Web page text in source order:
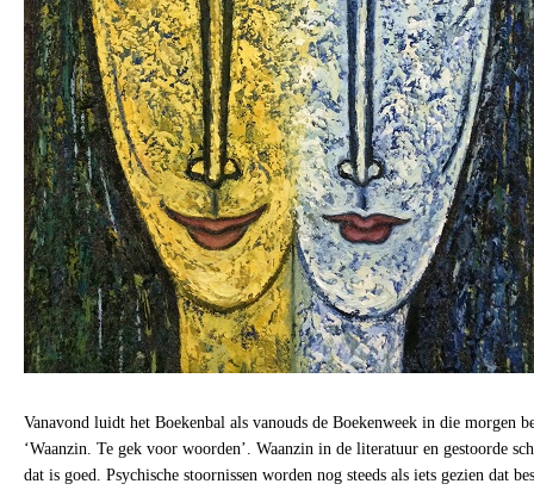
Vanavond luidt het Boekenbal als vanouds de Boekenweek in die morgen
‘Waanzin. Te gek voor woorden’. Waanzin in de literatuur en gestoorde
dat is goed. Psychische stoornissen worden nog steeds als iets gezien dat